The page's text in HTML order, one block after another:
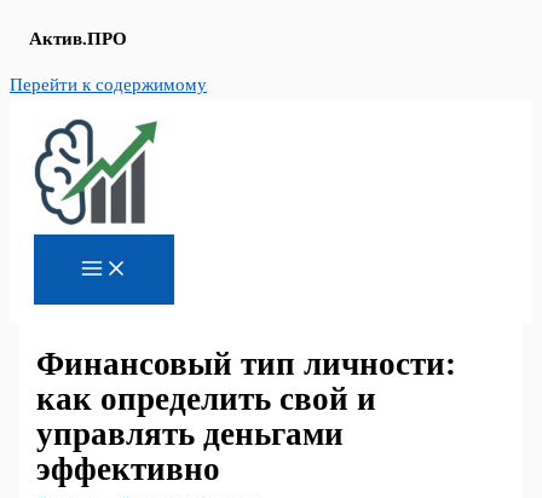
Актив.ПРО
Перейти к содержимому
Финансовый тип личности:
как определить свой и
управлять деньгами
эффективно